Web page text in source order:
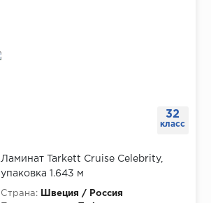
32
класс
Ламинат Tarkett Cruise Celebrity,
упаковка 1.643 м
Страна:
Швеция / Россия